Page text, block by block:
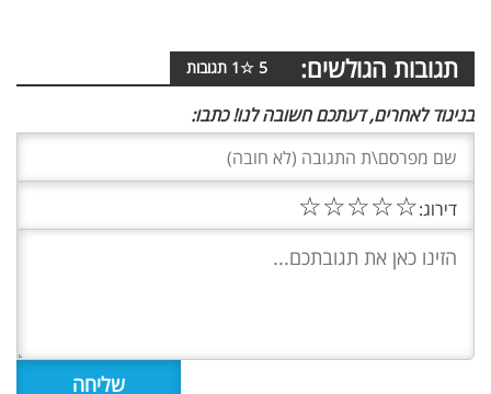
תגובות הגולשים: 5
☆
1 תגובות
בניגוד לאחרים, דעתכם חשובה לנו! כתבו:
דירוג:☆
☆
☆
☆
☆